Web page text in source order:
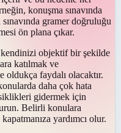
konuşma sınavında
gramer doğruluğu
ön plana çıkar.
objektif bir şekilde
katılmak ve
oldukça faydalı olacaktır.
daha çok hata
gidermek için
Belirli konulara
yardımcı olur.